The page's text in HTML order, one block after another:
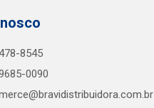
8545
0090